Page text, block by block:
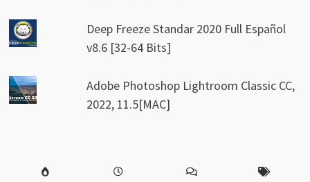
Deep Freeze Standar 2020 Full Español
v8.6 [32-64 Bits]
Adobe Photoshop Lightroom Classic CC,
2022, 11.5[MAC]